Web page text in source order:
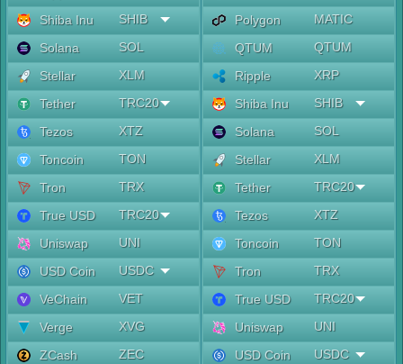
Shiba Inu
SHIB
Solana
SOL
Stellar
XLM
Tether
TRC20
Tezos
XTZ
Toncoin
TON
Tron
TRX
True USD
TRC20
Uniswap
UNI
USD Coin
USDC
VeChain
VET
Verge
XVG
ZCash
ZEC
Polygon
MATIC
QTUM
QTUM
Ripple
XRP
Shiba Inu
SHIB
Solana
SOL
Stellar
XLM
Tether
TRC20
Tezos
XTZ
Toncoin
TON
Tron
TRX
True USD
TRC20
Uniswap
UNI
USD Coin
USDC